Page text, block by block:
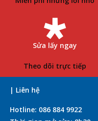
Sửa lấy ngay
Theo dõi trực tiếp
| Liên hệ
Hotline: 086 884 9922